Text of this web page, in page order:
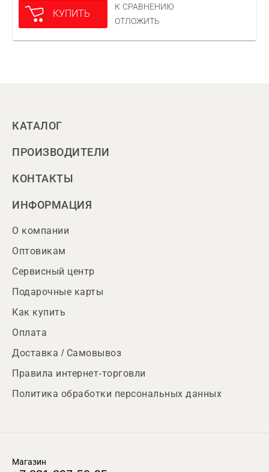
КУПИТЬ
К СРАВНЕНИЮ
ОТЛОЖИТЬ
КАТАЛОГ
ПРОИЗВОДИТЕЛИ
КОНТАКТЫ
ИНФОРМАЦИЯ
О компании
Оптовикам
Сервисный центр
Подарочные карты
Как купить
Оплата
Доставка / Самовывоз
Правила интернет-торговли
Политика обработки персональных данных
Магазин